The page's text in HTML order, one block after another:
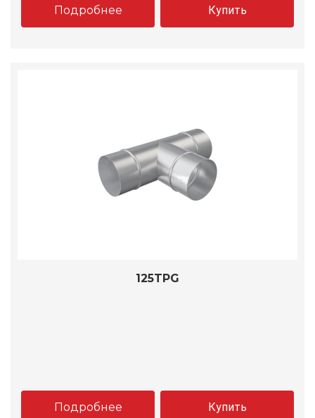
Подробнее Купить
125TPG
Подробнее Купить